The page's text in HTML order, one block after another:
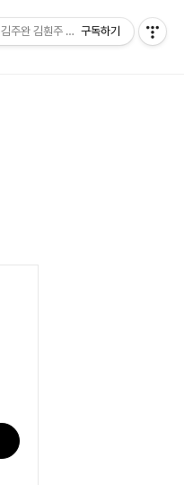
김주완 김훤주 지역에서 본 세상
구독하기